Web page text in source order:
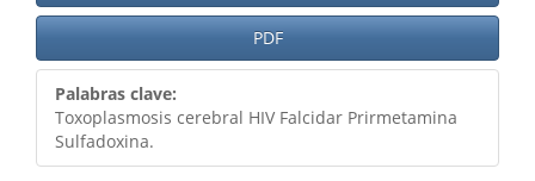
PDF
Palabras clave:
Toxoplasmosis cerebral HIV Falcidar Prirmetamina
Sulfadoxina.